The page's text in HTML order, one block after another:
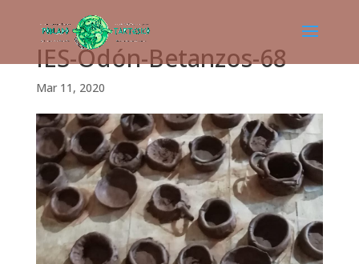
IES-Odón-Betanzos-68
Mar 11, 2020